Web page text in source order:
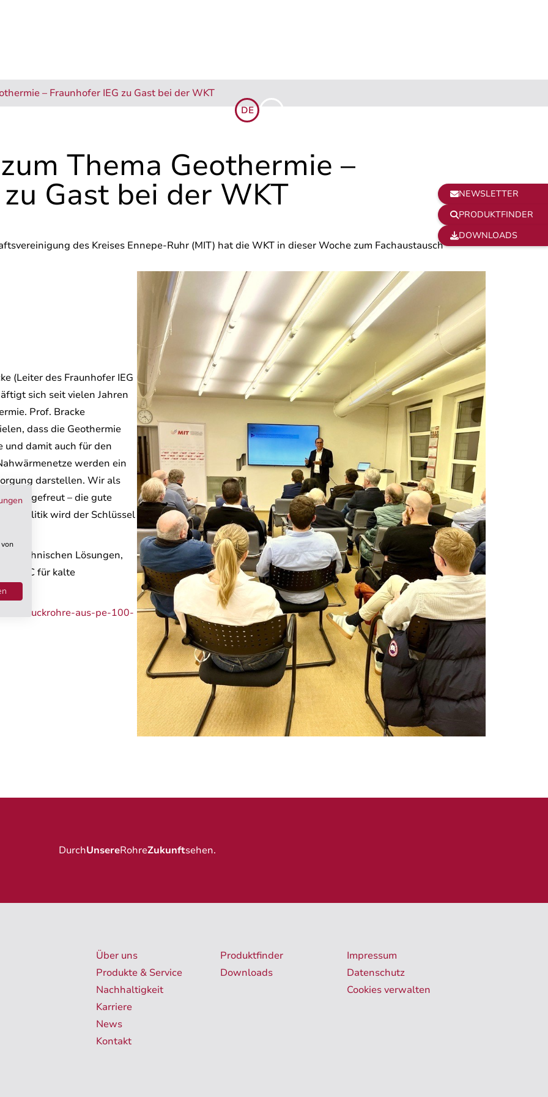
SERVICENACHHALTIGKEITKARRIERENEWSKONTAKT DE EN
– Fraunhofer IEG zu Gast bei der WKT
Thema Geothermie –
Gast bei der WKT
des Kreises Ennepe-Ruhr (MIT) hat die WKT in dieser Woche zum Fachaustausch
(Leiter des Fraunhofer IEG
sich seit vielen Jahren
Prof. Bracke
dass die Geothermie
damit auch für den
werden ein
darstellen. Wir als
gefreut – die gute
Politik wird der Schlüssel
technischen Lösungen,
RC für kalte
druckrohre-aus-pe-100-
DurchUnsereRohreZukunftsehen.
Über uns
Produkte & Service
Nachhaltigkeit
Karriere
News
Kontakt
Produktfinder
Downloads
Impressum
Datenschutz
Cookies verwalten
NEWSLETTER
PRODUKTFINDER
DOWNLOADS